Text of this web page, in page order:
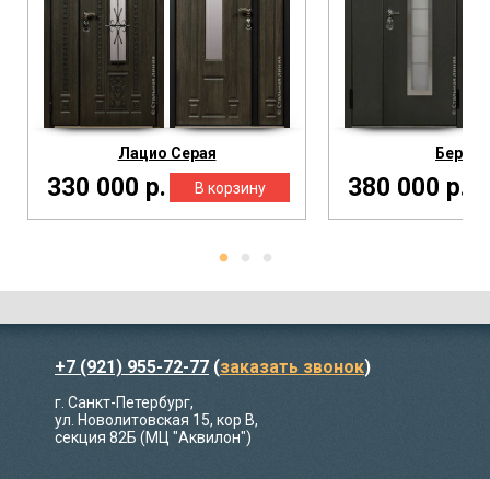
Лацио Серая
330 000 р.
Берген
380 000 р.
+7 (921) 955-72-77 (заказать звонок)
г. Санкт-Петербург,
ул. Новолитовская 15, кор В,
секция 82Б (МЦ "Аквилон")